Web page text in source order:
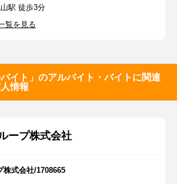
駅 徒歩3分
覧を見る
バイト」のアルバイト・バイトに関連
情報
ープ株式会社
株式会社/1708665